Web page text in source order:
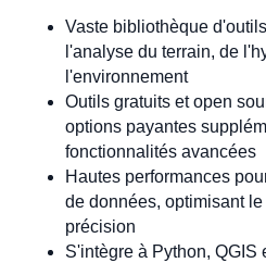
Vaste bibliothèque
l'analyse du terrain, de
l'environnement
Outils gratuits et open
options payantes
fonctionnalités avancées
Hautes performances
de données, optimisant
précision
S'intègre à Python, QGIS